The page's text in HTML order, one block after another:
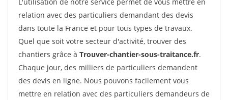
relation avec des particuliers demandant des devis
dans toute la France et pour tous types de travaux.
Quel que soit votre secteur d'activité, trouver des
chantiers grâce à Trouver-chantier-sous-traitance.fr.
Chaque jour, des milliers de particuliers demandent
des devis en ligne. Nous pouvons facilement vous
mettre en relation avec des particuliers demandeurs de